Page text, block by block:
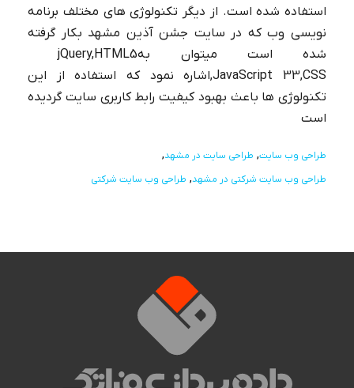
استفاده شده است. از دیگر تکنولوژی های مختلف برنامه
نویسی وب که در سایت جشن آذین مشهد بکار گرفته
شده است میتوان بهjQuery,HTML5
,CSS
3
3
,JavaScriptاشاره نمود که استفاده از این
تکنولوژی ها باعث بهبود کیفیت رابط کاربری سایت گردیده
است
طراحی وب سایت طراحی سایت در مشهد
طراحی وب سایت شرکتی در مشهد طراحی وب سایت شرکتی